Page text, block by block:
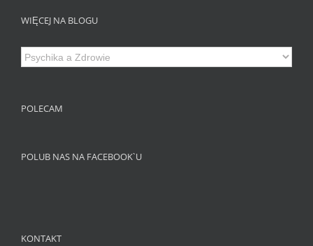
WIĘCEJ NA BLOGU
Więcej
na
POLECAM
POLUB NAS NA FACEBOOK`U
KONTAKT